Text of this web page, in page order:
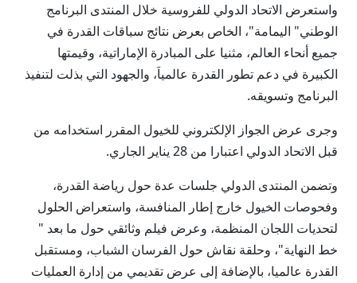
واستعرض الاتحاد الدولي للفروسية خلال المنتدى البرنامج
الوطني" اليمامة"، الخاص بعرض نتائج سباقات القدرة في
جميع أنحاء العالم، مثنيا على المبادرة الإماراتية، وقيمتها
الكبيرة في دعم تطور القدرة عالمياَ، والجهود التي بذلت لتنفيذ
البرنامج وتسويقه.
وجرى عرض الجواز الإلكتروني للخيول المقرر استخدامه من
قبل الاتحاد الدولي اعتبارا من 28 يناير الجاري.
وتضمن المنتدى الدولي جلسات عدة حول رياضة القدرة،
وفحوصات الخيول خارج إطار المنافسة، واستعراض الحلول
لتحديات اللجان المنظمة، وعرض فيلم وثائقي حول ما بعد "
خط النهاية"، وحلقة نقاش حول الفرسان الشباب، ومستقبل
القدرة عالميا، بالإضافة إلى عرض تقديمي من إدارة العمليات